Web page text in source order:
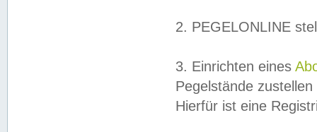
2. PEGELONLINE
3. Einrichten eines
Pegelstände
Hierfür ist eine